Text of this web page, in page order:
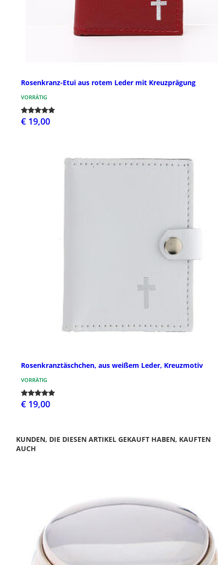
Rosenkranz-Etui aus rotem Leder mit Kreuzprägung
VORRÄTIG
€ 19,00
Rosenkranztäschchen, aus weißem Leder, Kreuzmotiv
VORRÄTIG
€ 19,00
KUNDEN, DIE DIESEN ARTIKEL GEKAUFT HABEN, KAUFTEN
AUCH